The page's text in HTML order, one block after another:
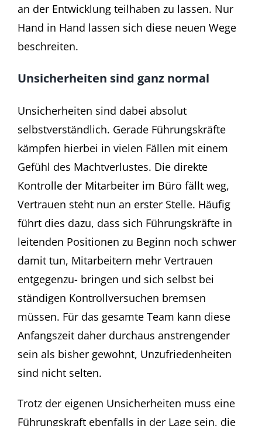
an der Entwicklung teilhaben zu lassen. Nur
Hand in Hand lassen sich diese neuen Wege
beschreiten.
Unsicherheiten sind ganz normal
Unsicherheiten sind dabei absolut
selbstverständlich. Gerade Führungskräfte
kämpfen hierbei in vielen Fällen mit einem
Gefühl des Machtverlustes. Die direkte
Kontrolle der Mitarbeiter im Büro fällt weg,
Vertrauen steht nun an erster Stelle. Häufig
führt dies dazu, dass sich Führungskräfte in
leitenden Positionen zu Beginn noch schwer
damit tun, Mitarbeitern mehr Vertrauen
entgegenzu- bringen und sich selbst bei
ständigen Kontrollversuchen bremsen
müssen. Für das gesamte Team kann diese
Anfangszeit daher durchaus anstrengender
sein als bisher gewohnt, Unzufriedenheiten
sind nicht selten.
Trotz der eigenen Unsicherheiten muss eine
Führungskraft ebenfalls in der Lage sein, die